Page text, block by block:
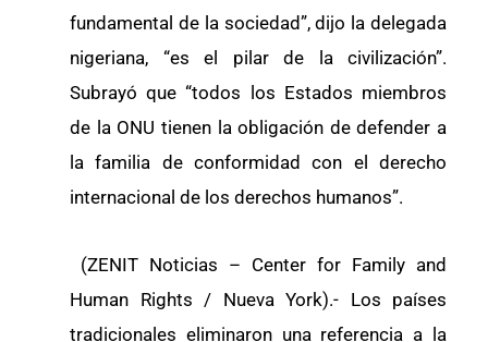
fundamental de la sociedad”, dijo la delegada
nigeriana, “es el pilar de la civilización”.
Subrayó que “todos los Estados miembros
de la ONU tienen la obligación de defender a
la familia de conformidad con el derecho
internacional de los derechos humanos”.
(ZENIT Noticias – Center for Family and
Human Rights / Nueva York).- Los países
tradicionales eliminaron una referencia a la